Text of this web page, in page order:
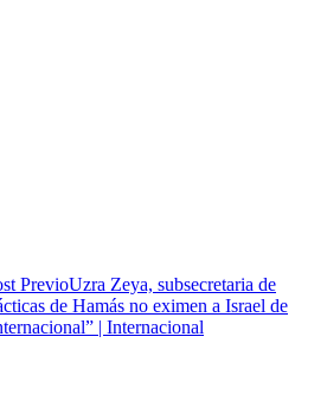
PrevioUzra Zeya, subsecretaria de
de Hamás no eximen a Israel de
| Internacional